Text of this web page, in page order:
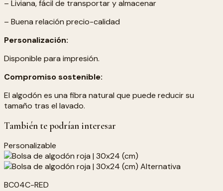
– Liviana, fácil de transportar y almacenar
– Buena relación precio-calidad
Personalización:
Disponible para impresión.
Compromiso sostenible:
El algodón es una fibra natural que puede reducir su
tamaño tras el lavado.
También te podrían interesar
Personalizable
BC04C-RED